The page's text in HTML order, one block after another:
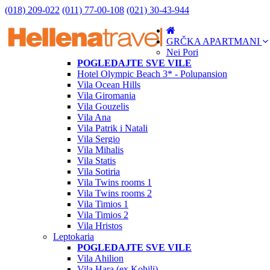
(018) 209-022 (011) 77-00-108 (021) 30-43-944
GRČKA APARTMANI
Nei Pori
POGLEDAJTE SVE VILE
Hotel Olympic Beach 3* - Polupansion
Vila Ocean Hills
Vila Giromania
Vila Gouzelis
Vila Ana
Vila Patrik i Natali
Vila Sergio
Vila Mihalis
Vila Statis
Vila Sotiria
Vila Twins rooms 1
Vila Twins rooms 2
Vila Timios 1
Vila Timios 2
Vila Hristos
Leptokaria
POGLEDAJTE SVE VILE
Vila Ahilion